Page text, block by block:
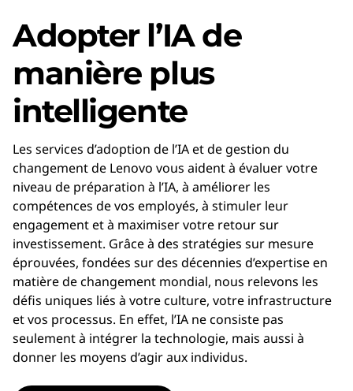
a
n
g
e
m
e
n
Adopter l’IA de
manière plus
intelligente
Les services d’adoption de l’IA et de gestion du
changement de Lenovo vous aident à évaluer votre
niveau de préparation à l’IA, à améliorer les
compétences de vos employés, à stimuler leur
engagement et à maximiser votre retour sur
investissement. Grâce à des stratégies sur mesure
éprouvées, fondées sur des décennies d’expertise en
matière de changement mondial, nous relevons les
défis uniques liés à votre culture, votre infrastructure
et vos processus. En effet, l’IA ne consiste pas
seulement à intégrer la technologie, mais aussi à
donner les moyens d’agir aux individus.